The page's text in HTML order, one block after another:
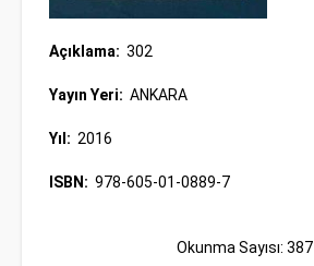
Açıklama: 302
Yayın Yeri: ANKARA
Yıl: 2016
ISBN: 978-605-01-0889-7
Okunma Sayısı: 387